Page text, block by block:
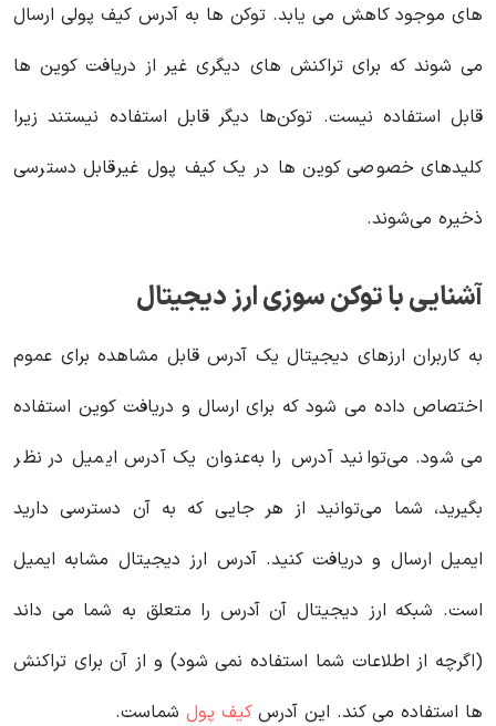
های موجود کاهش می یابد. توکن ها به آدرس کیف پولی ارسال
می شوند که برای تراکنش های دیگری غیر از دریافت کوین ها
قابل استفاده نیست. توکن‌ها دیگر قابل استفاده نیستند زیرا
کلیدهای خصوصی کوین ها در یک کیف پول غیرقابل دسترسی
ذخیره می‌شوند.
آشنایی با توکن سوزی ارز دیجیتال
به کاربران ارزهای دیجیتال یک آدرس قابل مشاهده برای عموم
اختصاص داده می شود که برای ارسال و دریافت کوین استفاده
می شود. می‌توانید آدرس را به‌عنوان یک آدرس ایمیل در نظر
بگیرید، شما می‌توانید از هر جایی که به آن دسترسی دارید
ایمیل ارسال و دریافت کنید. آدرس ارز دیجیتال مشابه ایمیل
است. شبکه ارز دیجیتال آن آدرس را متعلق به شما می داند
(اگرچه از اطلاعات شما استفاده نمی شود) و از آن برای تراکنش
ها استفاده می کند. این آدرس کیف پول شماست.